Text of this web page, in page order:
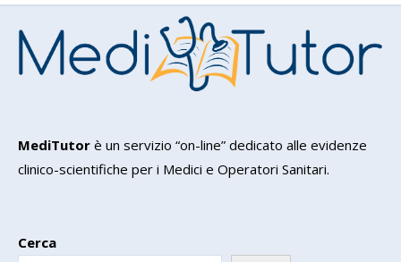
MediTutor è un servizio “on-line” dedicato alle evidenze
clinico-scientifiche per i Medici e Operatori Sanitari.
Cerca